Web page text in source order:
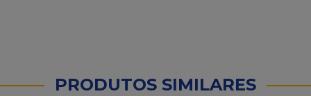
PRODUTOS SIMILARES